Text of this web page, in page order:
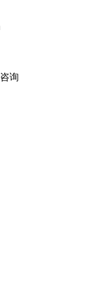
询